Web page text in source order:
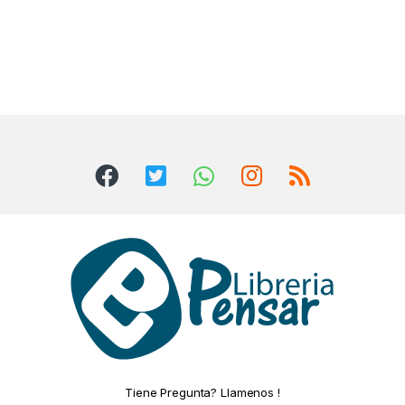
Tiene Pregunta? Llamenos !